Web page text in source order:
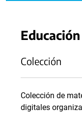
Colección
Colección de
digitales